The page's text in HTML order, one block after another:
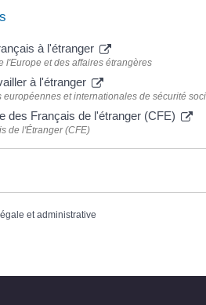
à l'étranger
l'Europe et des affaires étrangères
à l'étranger
européennes et internationales de sécurité
des Français de l'étranger (CFE)
de l'Étranger (CFE)
et administrative